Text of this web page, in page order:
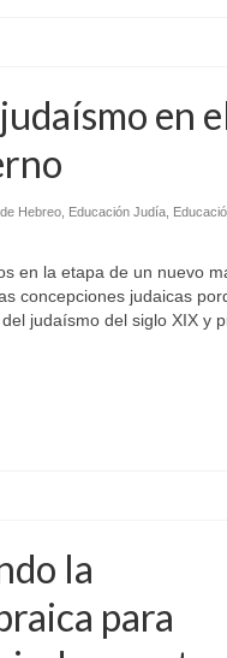
en
Hebreo, Educación Judía,
en la etapa de un nuevo
concepciones judaicas
judaísmo del siglo XIX y
la
para